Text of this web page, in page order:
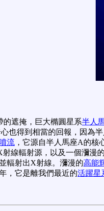
的遮掩，巨大橢圓星系半人
也得到相當的回報，因為
流 ，它源自半人馬座A的核
射線輻射源，以及一個瀰漫的
輻射出X射線。瀰漫的高能
，它是離我們最近的活躍星